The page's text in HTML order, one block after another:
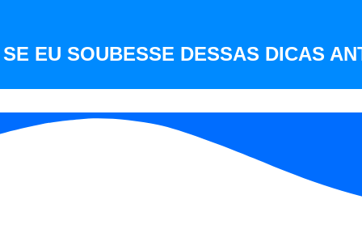
EU SOUBESSE DESSAS DICAS